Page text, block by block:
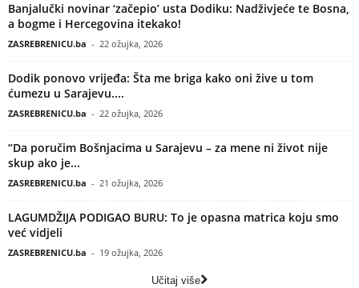
Banjalučki novinar ‘začepio’ usta Dodiku: Nadživjeće te Bosna,
a bogme i Hercegovina itekako!
ZASREBRENICU.ba - 22 ožujka, 2026
Dodik ponovo vrijeđa: Šta me briga kako oni žive u tom
ćumezu u Sarajevu....
ZASREBRENICU.ba - 22 ožujka, 2026
“Da poručim Bošnjacima u Sarajevu – za mene ni život nije
skup ako je...
ZASREBRENICU.ba - 21 ožujka, 2026
LAGUMDŽIJA PODIGAO BURU: To je opasna matrica koju smo
već vidjeli
ZASREBRENICU.ba - 19 ožujka, 2026
Učitaj više